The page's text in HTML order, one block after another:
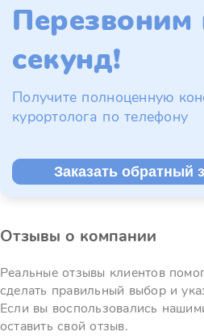
Перезвоним
секунд!
Получите полноценную
курортолога по телефону
Заказать обратный
Отзывы о компании
Реальные отзывы клиентов
сделать правильный выбор и
Если вы воспользовались
оставить свой отзыв.